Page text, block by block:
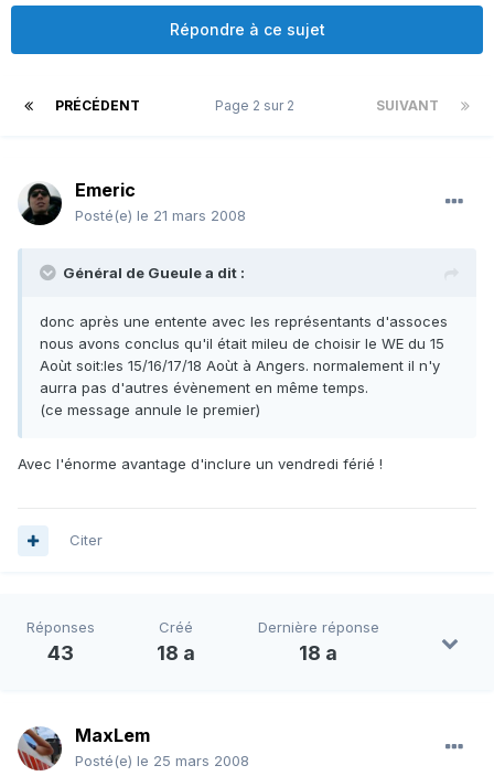
Répondre à ce sujet
PRÉCÉDENT SUIVANT
Page 2 sur 2
Emeric
Posté(e) le 21 mars 2008
Général de Gueule a dit :
donc après une entente avec les représentants d'assoces
nous avons conclus qu'il était mileu de choisir le WE du 15
Aoùt soit:les 15/16/17/18 Aoùt à Angers. normalement il n'y
aurra pas d'autres évènement en même temps.
(ce message annule le premier)
Avec l'énorme avantage d'inclure un vendredi férié !
Citer
Réponses
43
Créé
18 a
Dernière réponse
18 a
MaxLem
Posté(e) le 25 mars 2008